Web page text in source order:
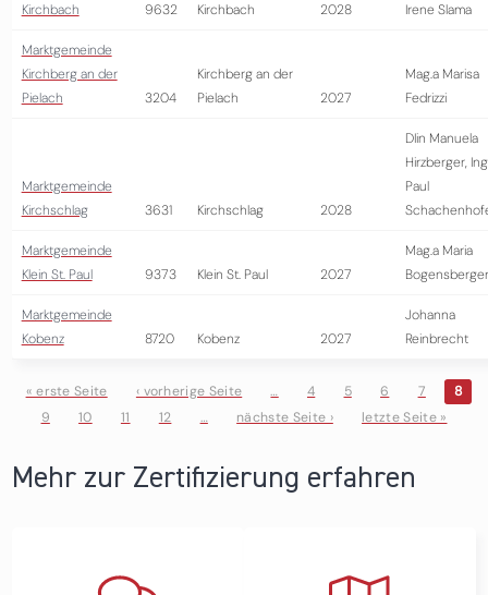
Kirchbach
9632 Kirchbach 2028 Irene Slama
Marktgemeinde
Kirchberg an der
Pielach
3204
Kirchberg an der
Pielach
2027
Mag.a Marisa
Fedrizzi
Marktgemeinde
Kirchschlag
3631 Kirchschlag 2028
DIin Manuela
Hirzberger,
Paul
Marktgemeinde
Klein St. Paul
9373 Klein St. Paul 2027
Mag.a Maria
Bogensberger
Marktgemeinde
Kobenz
8720 Kobenz 2027
Johanna
Reinbrecht
Seiten
« erste Seite ‹ vorherige Seite … 4 5 6 7
8
9
10 11 12 … nächste Seite › letzte Seite »
Mehr zur Zertifizierung erfahren